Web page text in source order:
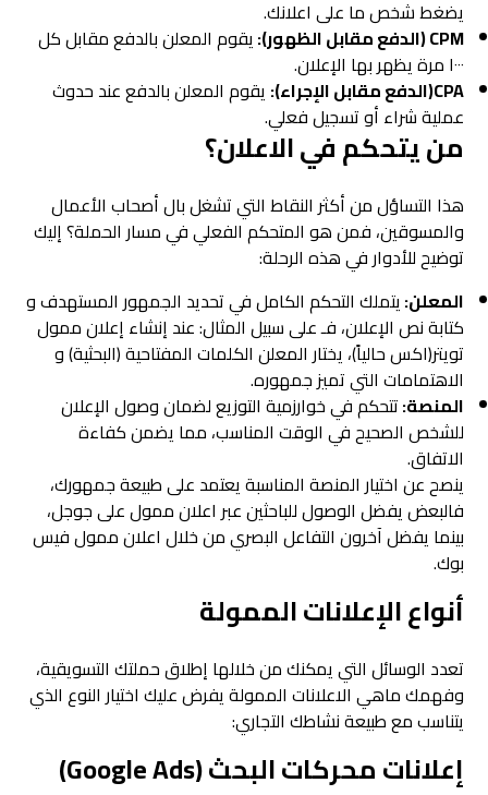
يضغط شخص ما على اعلانك.
CPM (الدفع مقابل الظهور):
يقوم المعلن بالدفع مقابل كل
١٠٠٠ مرة يظهر بها الإعلان.
CPA(الدفع مقابل الإجراء):
يقوم المعلن بالدفع عند حدوث
عملية شراء أو تسجيل فعلي.
من يتحكم في الاعلان؟
هذا التساؤل من أكثر النقاط التي تشغل بال أصحاب الأعمال
والمسوقين، فمن هو المتحكم الفعلي في مسار الحملة؟ إليك
توضيح للأدوار في هذه الرحلة:
المعلن:يتملك التحكم الكامل في تحديد الجمهور المستهدف و
كتابة نص الإعلان، فـ على سبيل المثال: عند إنشاء إعلان ممول
تويتر(اكس حالياً)، يختار المعلن الكلمات المفتاحية (البحثية) و
الاهتمامات التي تميز جمهوره.
المنصة:تتحكم في خوارزمية التوزيع لضمان وصول الإعلان
للشخص الصحيح في الوقت المناسب، مما يضمن كفاءة
الاتفاق.
ينصح عن اختيار المنصة المناسبة يعتمد على طبيعة جمهورك،
فالبعض يفضل الوصول للباحثين عبر اعلان ممول على جوجل،
بينما يفضل آخرون التفاعل البصري من خلال اعلان ممول فيس
بوك.
أنواع الإعلانات الممولة
تعدد الوسائل التي يمكنك من خلالها إطلاق حملتك التسويقية،
وفهمك ماهي الاعلانات الممولة يفرض عليك اختيار النوع الذي
يتناسب مع طبيعة نشاطك التجاري:
إعلانات محركات البحث (Google Ads)